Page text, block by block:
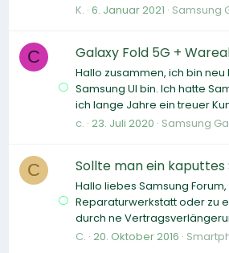
K. 6. Januar 2021 Samsung
C Galaxy Fold 5G +
Hallo zusammen, ich bin
Samsung UI bin. Ich hatte
ich lange Jahre ein treuer
c. 23. Juli 2020 Samsung
C Sollte man ein
Hallo liebes Samsung
Reparaturwerkstatt oder zu
durch ne
C. 20. Oktober 2016